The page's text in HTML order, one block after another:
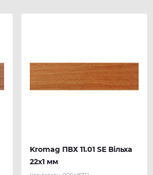
Kromag ПВХ 11.01 SЕ Вільха
22х1 мм